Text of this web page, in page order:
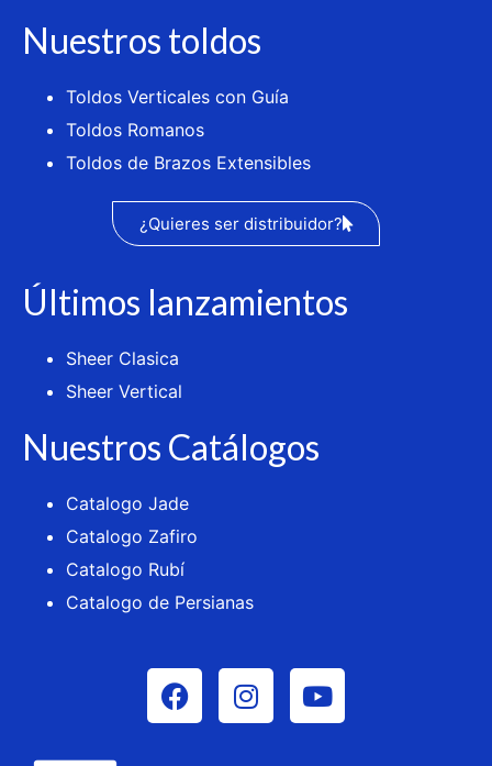
Nuestros toldos
Toldos Verticales con Guía
Toldos Romanos
Toldos de Brazos Extensibles
¿Quieres ser distribuidor?
Últimos lanzamientos
Sheer Clasica
Sheer Vertical
Nuestros Catálogos
Catalogo Jade
Catalogo Zafiro
Catalogo Rubí
Catalogo de Persianas